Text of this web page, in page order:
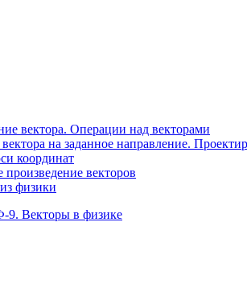
вектора. Операции над векторами
на заданное направление.
координат
произведение векторов
физики
Векторы в физике